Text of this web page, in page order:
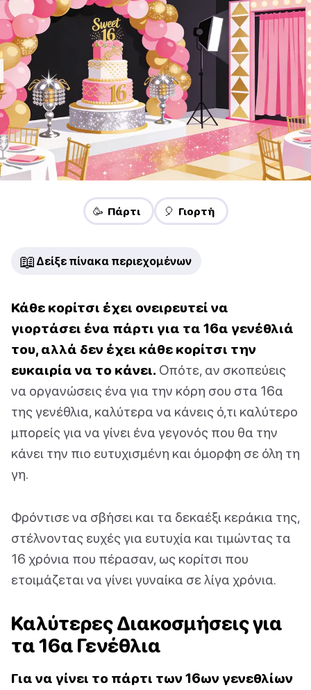
🥳 Πάρτι 🎈 Γιορτή
📖 Δείξε πίνακα περιεχομένων
Κάθε κορίτσι έχει ονειρευτεί να
γιορτάσει ένα πάρτι για τα 16α γενέθλιά
του, αλλά δεν έχει κάθε κορίτσι την
ευκαιρία να το κάνει. Οπότε, αν σκοπεύεις
να οργανώσεις ένα για την κόρη σου στα 16α
της γενέθλια, καλύτερα να κάνεις ό,τι καλύτερο
μπορείς για να γίνει ένα γεγονός που θα την
κάνει την πιο ευτυχισμένη και όμορφη σε όλη τη
γη.
Φρόντισε να σβήσει και τα δεκαέξι κεράκια της,
στέλνοντας ευχές για ευτυχία και τιμώντας τα
16 χρόνια που πέρασαν, ως κορίτσι που
ετοιμάζεται να γίνει γυναίκα σε λίγα χρόνια.
Καλύτερες Διακοσμήσεις για
τα 16α Γενέθλια
Για να γίνει το πάρτι των 16ων γενεθλίων